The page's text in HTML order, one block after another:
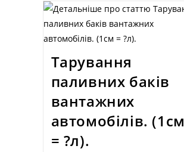
Тарування
паливних баків
вантажних
автомобілів. (1см
= ?л).